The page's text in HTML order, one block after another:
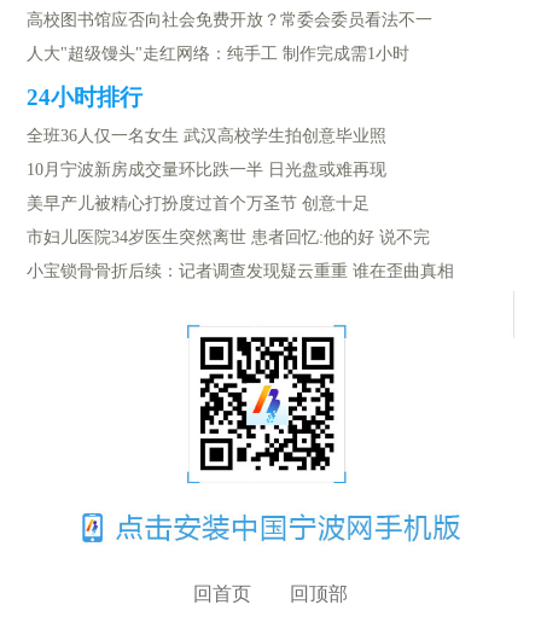
高校图书馆应否向社会免费开放？常委会委员看法不一
人大"超级馒头"走红网络：纯手工 制作完成需1小时
全班36人仅一名女生 武汉高校学生拍创意毕业照
10月宁波新房成交量环比跌一半 日光盘或难再现
美早产儿被精心打扮度过首个万圣节 创意十足
市妇儿医院34岁医生突然离世 患者回忆:他的好 说不完
小宝锁骨骨折后续：记者调查发现疑云重重 谁在歪曲真相
回首页 回顶部